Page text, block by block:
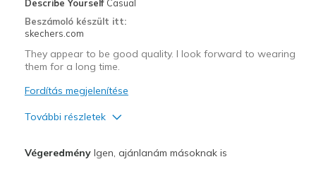
Width
Feels true to width
Sizing
Describe Yourself Casual
Beszámoló készült itt:
skechers.com
They appear to be good quality. I look forward to wearing
them for a long time.
Fordítás megjelenítése
További részletek
VégeredményIgen, ajánlanám másoknak is